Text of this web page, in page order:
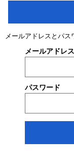
メールアドレスとパス
メールアドレス
パスワード